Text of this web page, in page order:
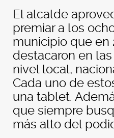
El alcalde
premiar a los
municipio que en
destacaron en
nivel local,
Cada uno de
una tablet.
que siempre
más alto del